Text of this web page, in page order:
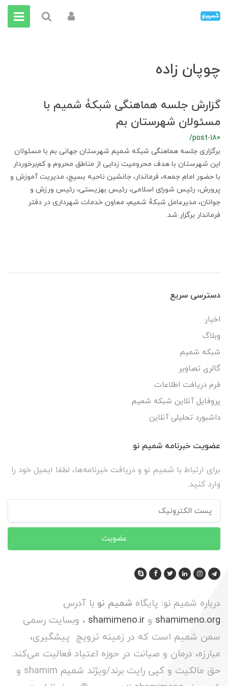
چوپان زاده
گزارش جلسه هماهنگی شبکۀ شمیم با
مسئولان شهرستان بم
/post-180
برگزاری جلسه هماهنگی شبکه شمیم شهرستان جهانی بم با مسئولان
این شهرستان با هدف محرومیت زدایی از مناطق محروم و کم‌برخوردار
با حضور امام جمعه، فرماندار، جانشین ناحیه بسیج، مدیریت آموزش و
پرورش، رئیس شورای اسلامی، رئیس بهزیستی، رئیس ورزش و
جوانان، مدیرعامل شبکۀ شمیم، معاون خدمات شهرداری در دفتر
فرماندار برگزار شد.
دسترسی سریع
اخبار
وبلاگ
شبکه شمیم
گالری تصاویر
فرم دریافت اطلاعات
پروفایل آنلاین شبکه شمیم
داشبورد تحلیلی آنلاین
عضویت خبرنامه شمیم نو
برای ارتباط با شمیم نو و دریافت خبرنامه‌ها، لطفا ایمیل خود را
وارد کنید.
عضویت
درباره شمیم نو: پایگاه شمیم نو با آدرس
shamimeno.org و shamimeno.ir ، وبسایت رسمی
سمن شمیم است که در زمینه ترویج پیشگیری،
مبارزه، درمان و صیانت در حوزه اعتیاد فعالیت می‌کند.
حق مالکیت و کپی رایت برند/ویژند شمیم shamim و